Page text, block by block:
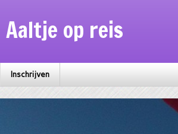
Aaltje op reis
Inschrijven